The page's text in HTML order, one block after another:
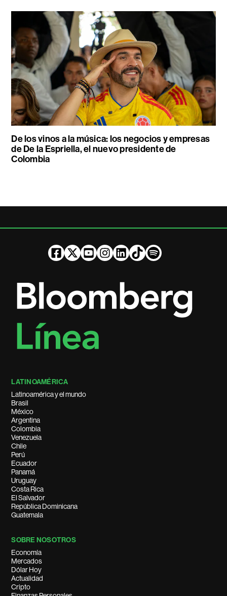
De los vinos a la música: los negocios y empresas
de De la Espriella, el nuevo presidente de
Colombia
LATINOAMÉRICA
Latinoamérica y el mundo
Brasil
México
Argentina
Colombia
Venezuela
Chile
Perú
Ecuador
Panamá
Uruguay
Costa Rica
El Salvador
República Dominicana
Guatemala
SOBRE NOSOTROS
Economía
Mercados
Dólar Hoy
Actualidad
Cripto